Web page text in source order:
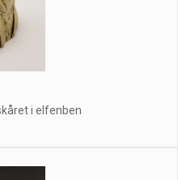
i elfenben